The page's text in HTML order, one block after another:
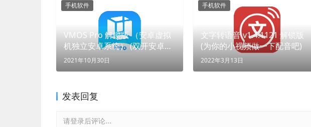
VMOS Pro 解锁版 （安卓虚拟
机独立安卓系统） (双开安卓，
自由定制)
2021年10月30日
手机软件
文字转语音 v1.4.1121 解锁版
(为你的小视频做一下配音吧)
2022年3月13日
手机软件
发表回复
请登录后评论...